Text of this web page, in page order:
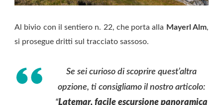
Al bivio con il sentiero n. 22, che porta alla Mayerl Alm,
si prosegue dritti sul tracciato sassoso.
Se sei curioso di scoprire quest’altra
opzione, ti consigliamo il nostro articolo:
“Latemar, facile escursione panoramica